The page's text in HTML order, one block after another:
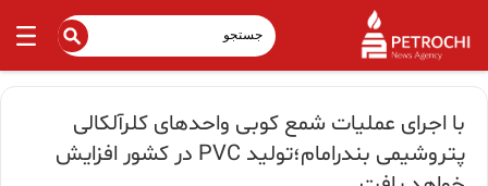
با اجرای عملیات شمع کوبی واحدهای کلرآلکالی
پتروشیمی بندرامام؛تولید PVC در کشور افزایش